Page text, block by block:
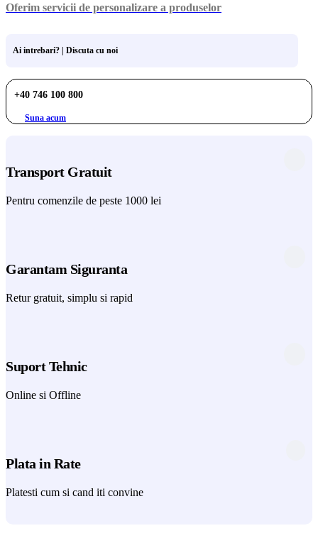
Oferim servicii de personalizare a produselor
Ai intrebari? | Discuta cu noi
+40 746 100 800
Suna acum
Transport Gratuit
Pentru comenzile de peste 1000 lei
Garantam Siguranta
Retur gratuit, simplu si rapid
Suport Tehnic
Online si Offline
Plata in Rate
Platesti cum si cand iti convine